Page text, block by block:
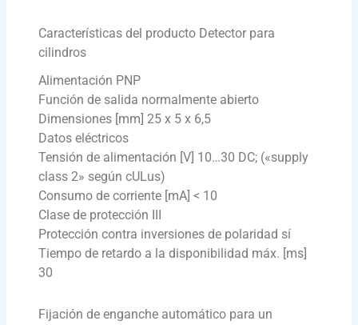
Características del producto Detector para
cilindros
Alimentación PNP
Función de salida normalmente abierto
Dimensiones [mm] 25 x 5 x 6,5
Datos eléctricos
Tensión de alimentación [V] 10…30 DC; («supply
class 2» según cULus)
Consumo de corriente [mA] < 10
Clase de protección III
Protección contra inversiones de polaridad sí
Tiempo de retardo a la disponibilidad máx. [ms]
30
Fijación de enganche automático para un